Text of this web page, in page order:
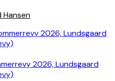
Hansen
2026, Lundsgaard